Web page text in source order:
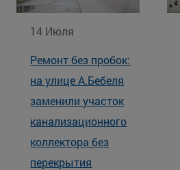
14 Июля
Ремонт без пробок:
на улице А.Бебеля
заменили участок
канализационного
коллектора без
перекрытия